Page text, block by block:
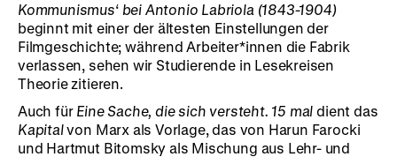
Kommunismus‘ bei Antonio Labriola (1843-1904)
beginnt mit einer der ältesten Einstellungen der
Filmgeschichte; während Arbeiter*innen die Fabrik
verlassen, sehen wir Studierende in Lesekreisen
Theorie zitieren.
Auch für Eine Sache, die sich versteht. 15 mal dient das
Kapitalvon Marx als Vorlage, das von Harun Farocki
und Hartmut Bitomsky als Mischung aus Lehr- und